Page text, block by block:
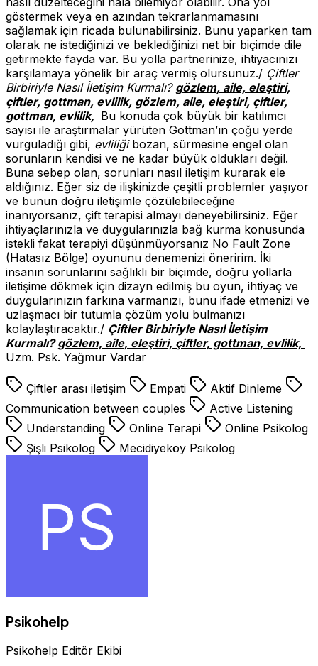
göstermek veya en azından tekrarlanmamasını
sağlamak için ricada bulunabilirsiniz. Bunu yaparken tam
olarak ne istediğinizi ve beklediğinizi net bir biçimde dile
getirmekte fayda var. Bu yolla partnerinize, ihtiyacınızı
karşılamaya yönelik bir araç vermiş olursunuz./ Çiftler
Birbiriyle Nasıl İletişim Kurmalı? gözlem, aile, eleştiri,
çiftler, gottman, evlilik, gözlem, aile, eleştiri, çiftler,
gottman, evlilik, Bu konuda çok büyük bir katılımcı
sayısı ile araştırmalar yürüten Gottman’ın çoğu yerde
vurguladığı gibi, evliliğibozan, sürmesine engel olan
sorunların kendisi ve ne kadar büyük oldukları değil.
Buna sebep olan, sorunları nasıl iletişim kurarak ele
aldığınız. Eğer siz de ilişkinizde çeşitli problemler yaşıyor
ve bunun doğru iletişimle çözülebileceğine
inanıyorsanız, çift terapisi almayı deneyebilirsiniz. Eğer
ihtiyaçlarınızla ve duygularınızla bağ kurma konusunda
istekli fakat terapiyi düşünmüyorsanız No Fault Zone
(Hatasız Bölge) oyununu denemenizi öneririm. İki
insanın sorunlarını sağlıklı bir biçimde, doğru yollarla
iletişime dökmek için dizayn edilmiş bu oyun, ihtiyaç ve
duygularınızın farkına varmanızı, bunu ifade etmenizi ve
uzlaşmacı bir tutumla çözüm yolu bulmanızı
kolaylaştıracaktır./ Çiftler Birbiriyle Nasıl İletişim
Kurmalı?gözlem, aile, eleştiri, çiftler, gottman, evlilik,
Uzm. Psk. Yağmur Vardar
Çiftler arası iletişim Empati
Aktif Dinleme
Communication between couples
Active Listening
Understanding
Online Terapi
Online Psikolog
Şişli Psikolog
Mecidiyeköy Psikolog
Psikohelp
Psikohelp Editör Ekibi